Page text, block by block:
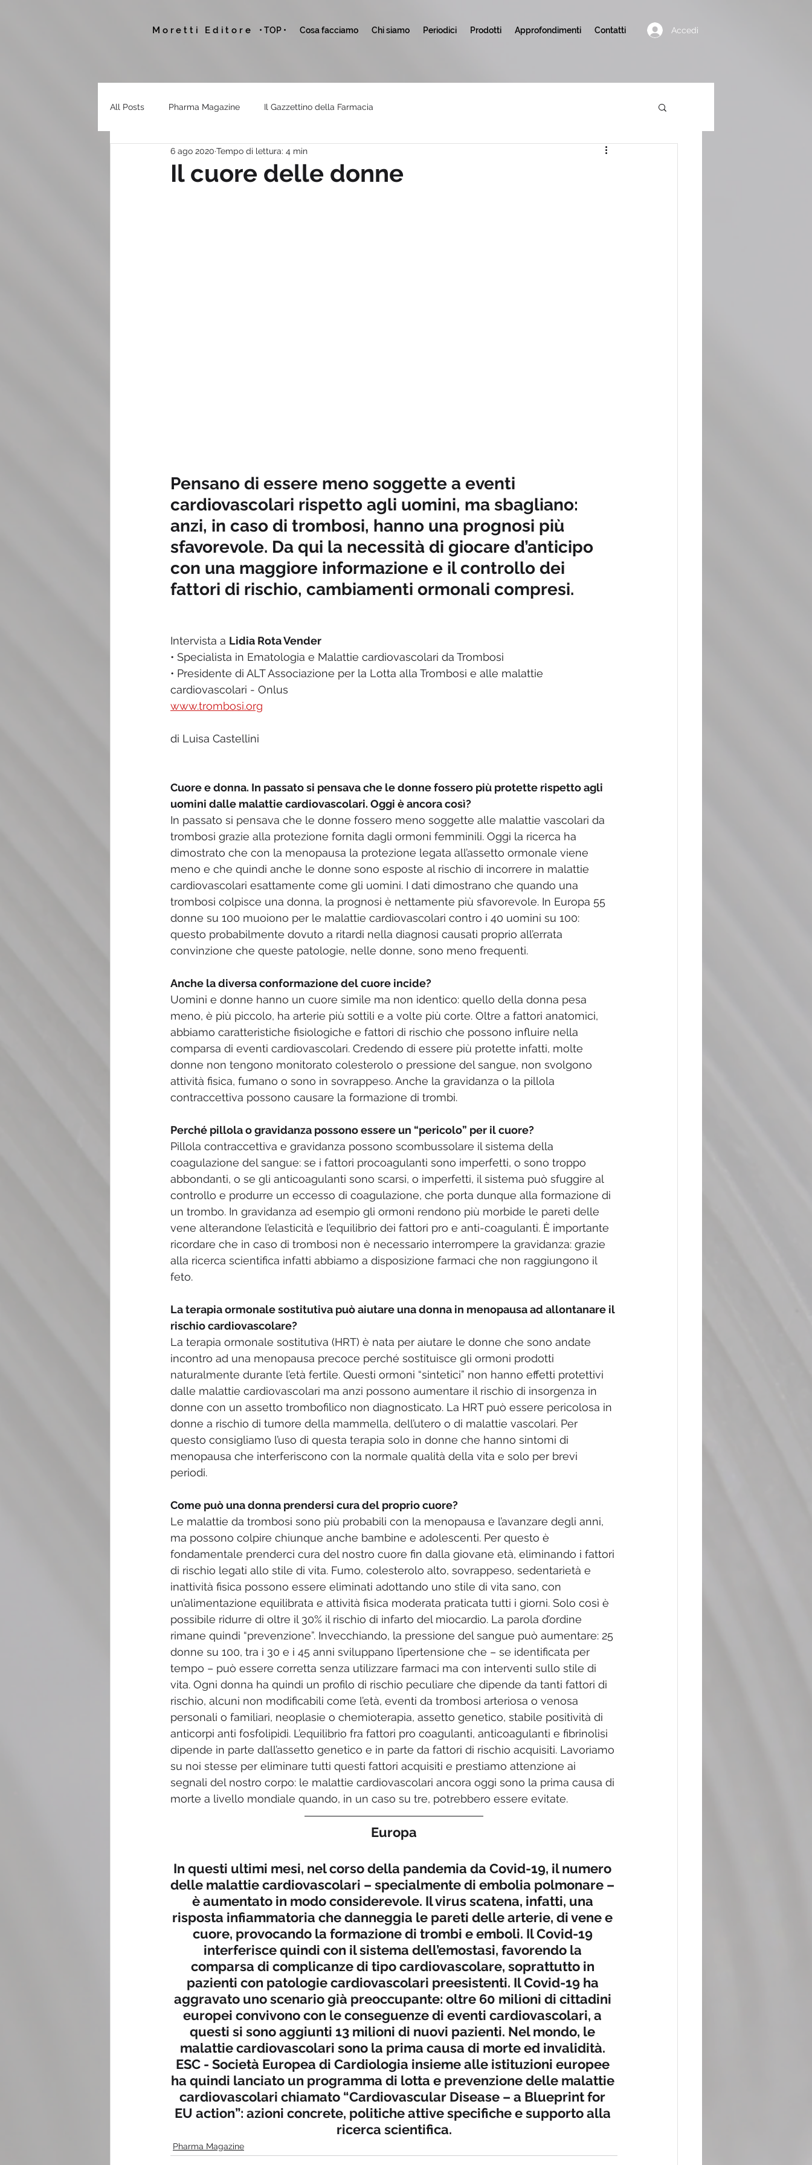
Moretti Editore • TOP • Cosa facciamo Chi siamo Periodici Prodotti Approfondimenti Contatti Accedi
All Posts Pharma Magazine Il Gazzettino della Farmacia
Il cuore delle donne
6 ago 2020 Tempo di lettura: 4 min
Pensano di essere meno soggette a eventi
cardiovascolari rispetto agli uomini, ma sbagliano:
anzi, in caso di trombosi, hanno una prognosi più
sfavorevole. Da qui la necessità di giocare d’anticipo
con una maggiore informazione e il controllo dei
fattori di rischio, cambiamenti ormonali compresi.
Intervista a Lidia Rota Vender
• Specialista in Ematologia e Malattie cardiovascolari da Trombosi
• Presidente di ALT Associazione per la Lotta alla Trombosi e alle malattie
cardiovascolari - Onlus
www.trombosi.org
di Luisa Castellini
Cuore e donna. In passato si pensava che le donne fossero più protette rispetto agli
uomini dalle malattie cardiovascolari. Oggi è ancora così?
In passato si pensava che le donne fossero meno soggette alle malattie vascolari da
trombosi grazie alla protezione fornita dagli ormoni femminili. Oggi la ricerca ha
dimostrato che con la menopausa la protezione legata all’assetto ormonale viene
meno e che quindi anche le donne sono esposte al rischio di incorrere in malattie
cardiovascolari esattamente come gli uomini. I dati dimostrano che quando una
trombosi colpisce una donna, la prognosi è nettamente più sfavorevole. In Europa 55
donne su 100 muoiono per le malattie cardiovascolari contro i 40 uomini su 100:
questo probabilmente dovuto a ritardi nella diagnosi causati proprio all’errata
convinzione che queste patologie, nelle donne, sono meno frequenti.
Anche la diversa conformazione del cuore incide?
Uomini e donne hanno un cuore simile ma non identico: quello della donna pesa
meno, è più piccolo, ha arterie più sottili e a volte più corte. Oltre a fattori anatomici,
abbiamo caratteristiche fisiologiche e fattori di rischio che possono influire nella
comparsa di eventi cardiovascolari. Credendo di essere più protette infatti, molte
donne non tengono monitorato colesterolo o pressione del sangue, non svolgono
attività fisica, fumano o sono in sovrappeso. Anche la gravidanza o la pillola
contraccettiva possono causare la formazione di trombi.
Perché pillola o gravidanza possono essere un “pericolo” per il cuore?
Pillola contraccettiva e gravidanza possono scombussolare il sistema della
coagulazione del sangue: se i fattori procoagulanti sono imperfetti, o sono troppo
abbondanti, o se gli anticoagulanti sono scarsi, o imperfetti, il sistema può sfuggire al
controllo e produrre un eccesso di coagulazione, che porta dunque alla formazione di
un trombo. In gravidanza ad esempio gli ormoni rendono più morbide le pareti delle
vene alterandone l’elasticità e l’equilibrio dei fattori pro e anti-coagulanti. È importante
ricordare che in caso di trombosi non è necessario interrompere la gravidanza: grazie
alla ricerca scientifica infatti abbiamo a disposizione farmaci che non raggiungono il
feto.
La terapia ormonale sostitutiva può aiutare una donna in menopausa ad allontanare il
rischio cardiovascolare?
La terapia ormonale sostitutiva (HRT) è nata per aiutare le donne che sono andate
incontro ad una menopausa precoce perché sostituisce gli ormoni prodotti
naturalmente durante l’età fertile. Questi ormoni “sintetici” non hanno effetti protettivi
dalle malattie cardiovascolari ma anzi possono aumentare il rischio di insorgenza in
donne con un assetto trombofilico non diagnosticato. La HRT può essere pericolosa in
donne a rischio di tumore della mammella, dell’utero o di malattie vascolari. Per
questo consigliamo l’uso di questa terapia solo in donne che hanno sintomi di
menopausa che interferiscono con la normale qualità della vita e solo per brevi
periodi.
Come può una donna prendersi cura del proprio cuore?
Le malattie da trombosi sono più probabili con la menopausa e l’avanzare degli anni,
ma possono colpire chiunque anche bambine e adolescenti. Per questo è
fondamentale prenderci cura del nostro cuore fin dalla giovane età, eliminando i fattori
di rischio legati allo stile di vita. Fumo, colesterolo alto, sovrappeso, sedentarietà e
inattività fisica possono essere eliminati adottando uno stile di vita sano, con
un’alimentazione equilibrata e attività fisica moderata praticata tutti i giorni. Solo così è
possibile ridurre di oltre il 30% il rischio di infarto del miocardio. La parola d’ordine
rimane quindi “prevenzione”. Invecchiando, la pressione del sangue può aumentare: 25
donne su 100, tra i 30 e i 45 anni sviluppano l’ipertensione che – se identificata per
tempo – può essere corretta senza utilizzare farmaci ma con interventi sullo stile di
vita. Ogni donna ha quindi un profilo di rischio peculiare che dipende da tanti fattori di
rischio, alcuni non modificabili come l’età, eventi da trombosi arteriosa o venosa
personali o familiari, neoplasie o chemioterapia, assetto genetico, stabile positività di
anticorpi anti fosfolipidi. L’equilibrio fra fattori pro coagulanti, anticoagulanti e fibrinolisi
dipende in parte dall’assetto genetico e in parte da fattori di rischio acquisiti. Lavoriamo
su noi stesse per eliminare tutti questi fattori acquisiti e prestiamo attenzione ai
segnali del nostro corpo: le malattie cardiovascolari ancora oggi sono la prima causa di
morte a livello mondiale quando, in un caso su tre, potrebbero essere evitate.
Europa
In questi ultimi mesi, nel corso della pandemia da Covid-19, il numero
delle malattie cardiovascolari – specialmente di embolia polmonare –
è aumentato in modo considerevole. Il virus scatena, infatti, una
risposta infiammatoria che danneggia le pareti delle arterie, di vene e
cuore, provocando la formazione di trombi e emboli. Il Covid-19
interferisce quindi con il sistema dell’emostasi, favorendo la
comparsa di complicanze di tipo cardiovascolare, soprattutto in
pazienti con patologie cardiovascolari preesistenti. Il Covid-19 ha
aggravato uno scenario già preoccupante: oltre 60 milioni di cittadini
europei convivono con le conseguenze di eventi cardiovascolari, a
questi si sono aggiunti 13 milioni di nuovi pazienti. Nel mondo, le
malattie cardiovascolari sono la prima causa di morte ed invalidità.
ESC - Società Europea di Cardiologia insieme alle istituzioni europee
ha quindi lanciato un programma di lotta e prevenzione delle malattie
cardiovascolari chiamato “Cardiovascular Disease – a Blueprint for
EU action”: azioni concrete, politiche attive specifiche e supporto alla
ricerca scientifica.
Pharma Magazine